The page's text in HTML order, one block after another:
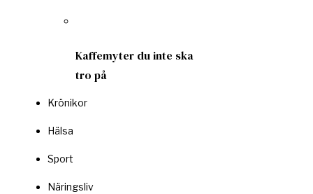
Kaffemyter du inte ska
tro på
Krönikor
Hälsa
Sport
Näringsliv